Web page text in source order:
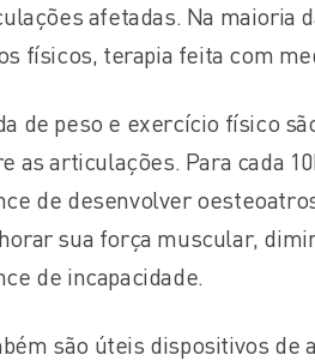
afetadas. Na maioria
físicos, terapia feita com
de peso e exercício físico
as articulações. Para cada
de desenvolver
sua força muscular,
de incapacidade.
são úteis dispositivos de